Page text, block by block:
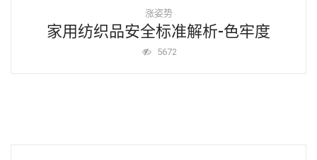
涨姿势
家用纺织品安全标准解析-色牢度
5672